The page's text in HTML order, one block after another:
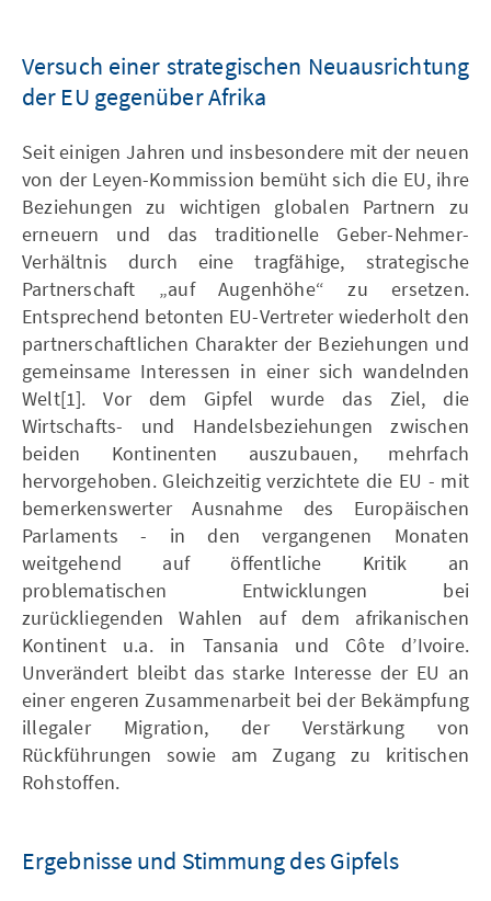
Versuch einer strategischen Neuausrichtung
der EU gegenüber Afrika
Seit einigen Jahren und insbesondere mit der neuen
von der Leyen-Kommission bemüht sich die EU, ihre
Beziehungen zu wichtigen globalen Partnern zu
erneuern und das traditionelle Geber-Nehmer-
Verhältnis durch eine tragfähige, strategische
Partnerschaft „auf Augenhöhe“ zu ersetzen.
Entsprechend betonten EU-Vertreter wiederholt den
partnerschaftlichen Charakter der Beziehungen und
gemeinsame Interessen in einer sich wandelnden
Welt[1]. Vor dem Gipfel wurde das Ziel, die
Wirtschafts- und Handelsbeziehungen zwischen
beiden Kontinenten auszubauen, mehrfach
hervorgehoben. Gleichzeitig verzichtete die EU - mit
bemerkenswerter Ausnahme des Europäischen
Parlaments - in den vergangenen Monaten
weitgehend auf öffentliche Kritik an
problematischen Entwicklungen bei
zurückliegenden Wahlen auf dem afrikanischen
Kontinent u.a. in Tansania und Côte d’Ivoire.
Unverändert bleibt das starke Interesse der EU an
einer engeren Zusammenarbeit bei der Bekämpfung
illegaler Migration, der Verstärkung von
Rückführungen sowie am Zugang zu kritischen
Rohstoffen.
Ergebnisse und Stimmung des Gipfels